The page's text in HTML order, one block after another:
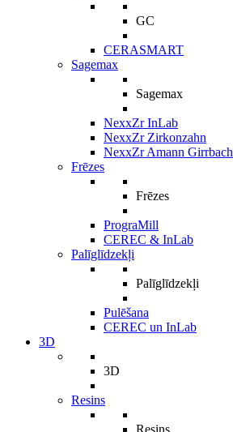
GC
CERASMART
Sagemax
Sagemax
NexxZr InLab
NexxZr Zirkonzahn
NexxZr Amann Girrbach
Frēzes
Frēzes
PrograMill
CEREC & InLab
Palīglīdzekļi
Palīglīdzekļi
Pulēšana
CEREC un InLab
3D
3D
Resins